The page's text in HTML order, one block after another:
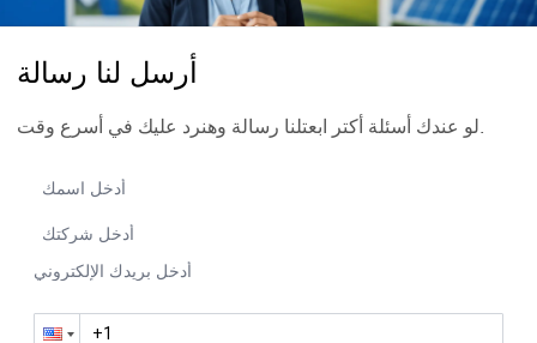
أرسل لنا رسالة
لو عندك أسئلة أكتر ابعتلنا رسالة وهنرد عليك في أسرع وقت.